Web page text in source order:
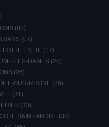
(07)
VANS (07)
EN RE (17)
LES-DAMES (25)
(26)
SUR-RHONE (26)
(31)
(33)
SAINT ANDRE (38)